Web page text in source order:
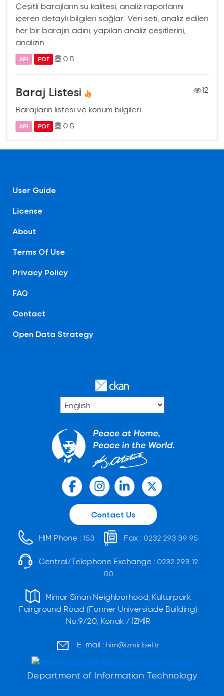
Çeşitli barajların su kalitesi, analiz raporlarını
içeren detaylı bilgileri sağlar. Veri seti, analiz edilen
her bir barajın adını, yapılan analiz çeşitlerini,
analizin...
API PDF 0 B
Baraj Listesi
12
Barajların listesi ve konum bilgileri.
API PDF 0 B
User Guide
License
About
Terms Of Use
Privacy Policy
FAQ
Contact
Open Data Strategy
Contact Us
HIM Phone : 153 Fax : 0232 293 39 95
Central/Telephone Exchange : 0232 293 12
00
Mimar Sinan Neighborhood, Kültürpark
Fairground Road (Former Universiade Building)
No:9/20, Konak / İZMİR
E-mail : him@izmir.bel.tr
Department of Information Technology